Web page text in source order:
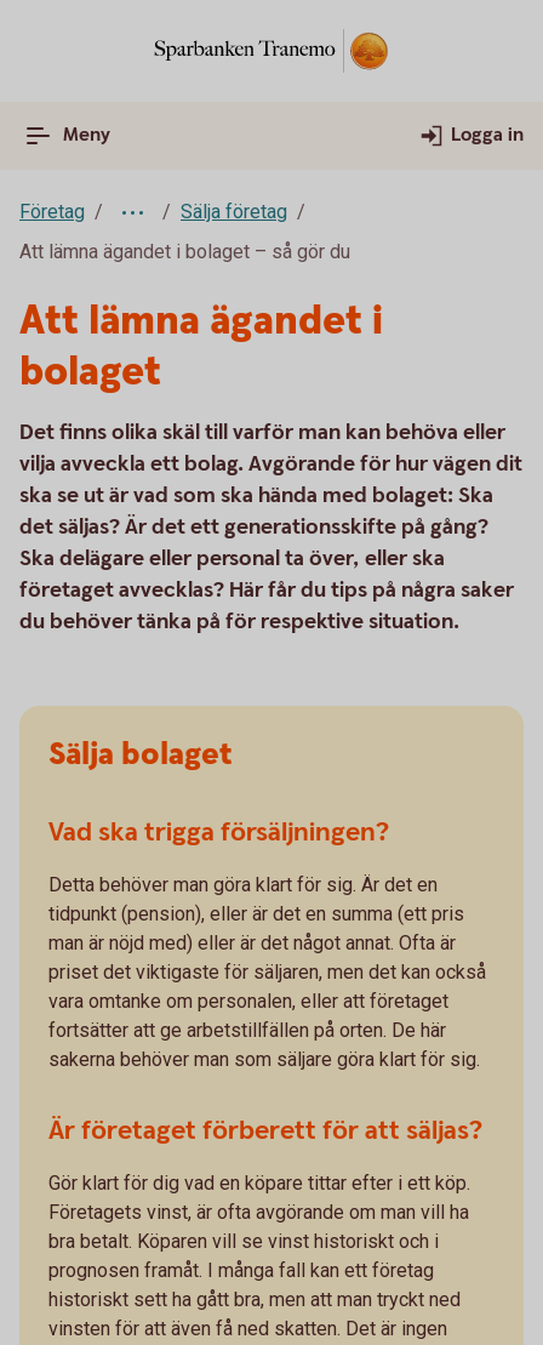
Meny Logga in
Företag
Sälja företag
Att lämna ägandet i bolaget – så gör du
Att lämna ägandet i
bolaget
Det finns olika skäl till varför man kan behöva eller
vilja avveckla ett bolag. Avgörande för hur vägen dit
ska se ut är vad som ska hända med bolaget: Ska
det säljas? Är det ett generationsskifte på gång?
Ska delägare eller personal ta över, eller ska
företaget avvecklas? Här får du tips på några saker
du behöver tänka på för respektive situation.
Sälja bolaget
Vad ska trigga försäljningen?
Detta behöver man göra klart för sig. Är det en
tidpunkt (pension), eller är det en summa (ett pris
man är nöjd med) eller är det något annat. Ofta är
priset det viktigaste för säljaren, men det kan också
vara omtanke om personalen, eller att företaget
fortsätter att ge arbetstillfällen på orten. De här
sakerna behöver man som säljare göra klart för sig.
Är företaget förberett för att säljas?
Gör klart för dig vad en köpare tittar efter i ett köp.
Företagets vinst, är ofta avgörande om man vill ha
bra betalt. Köparen vill se vinst historiskt och i
prognosen framåt. I många fall kan ett företag
historiskt sett ha gått bra, men att man tryckt ned
vinsten för att även få ned skatten. Det är ingen